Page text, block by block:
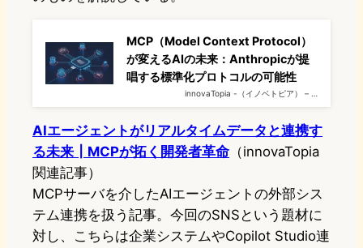
MCP（Model Context Protocol）
が変えるAIの未来：Anthropicが提
唱する標準化プロトコルの可能性
innovaTopia -（イノベトピア） – …
AIエージェントがリアルタイムデータと連携す
る未来┃MCPが拓く開発者革命 （innovaTopia
関連記事）
MCPサーバを介したAIエージェントの外部シス
テム連携を扱う記事。今回のSNSという題材に
対し、こちらは企業システムやCopilot Studio連